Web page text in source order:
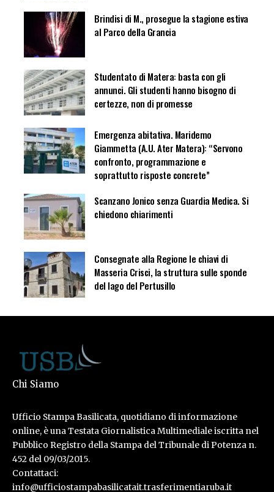
Brindisi di M., prosegue la stagione estiva
al Parco della Grancia
Studentato di Matera: basta con gli
annunci. Gli studenti hanno bisogno di
certezze, non di promesse
Emergenza abitativa. Maridemo
Giammetta (A.U. Ater Matera): “Servono
confronto, programmazione e
soprattutto risposte concrete”
Scanzano Jonico senza Guardia Medica. Si
chiedono chiarimenti
Consegnate alla Regione le chiavi di
Masseria Crisci, la struttura sulle sponde
del lago del Pertusillo
Chi Siamo
Ufficio Stampa Basilicata, quotidiano di informazione
online, è una Testata Giornalistica Multimediale iscritta nel
Pubblico Registro della Stampa del Tribunale di Potenza n.
452 del 09/03/2015.
Contattaci:
info@ufficiostampabasilicatait.trasferimentiaruba.it